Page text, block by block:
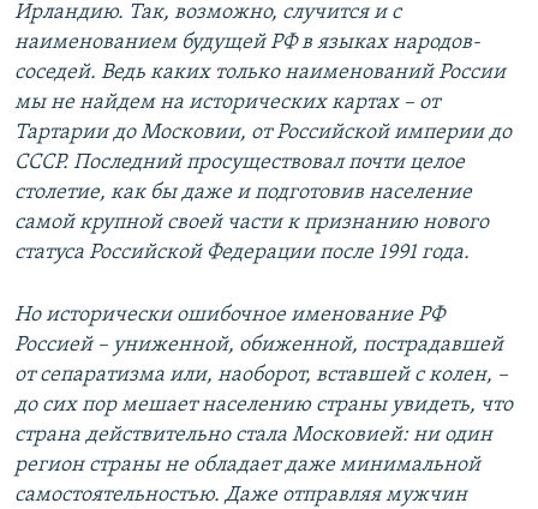
Ирландию. Так, возможно, случится и с
наименованием будущей РФ в языках народов-
соседей. Ведь каких только наименований России
мы не найдем на исторических картах – от
Тартарии до Московии, от Российской империи до
СССР. Последний просуществовал почти целое
столетие, как бы даже и подготовив население
самой крупной своей части к признанию нового
статуса Российской Федерации после 1991 года.
Но исторически ошибочное именование РФ
Россией – униженной, обиженной, пострадавшей
от сепаратизма или, наоборот, вставшей с колен, –
до сих пор мешает населению страны увидеть, что
страна действительно стала Московией: ни один
регион страны не обладает даже минимальной
самостоятельностью. Даже отправляя мужчин